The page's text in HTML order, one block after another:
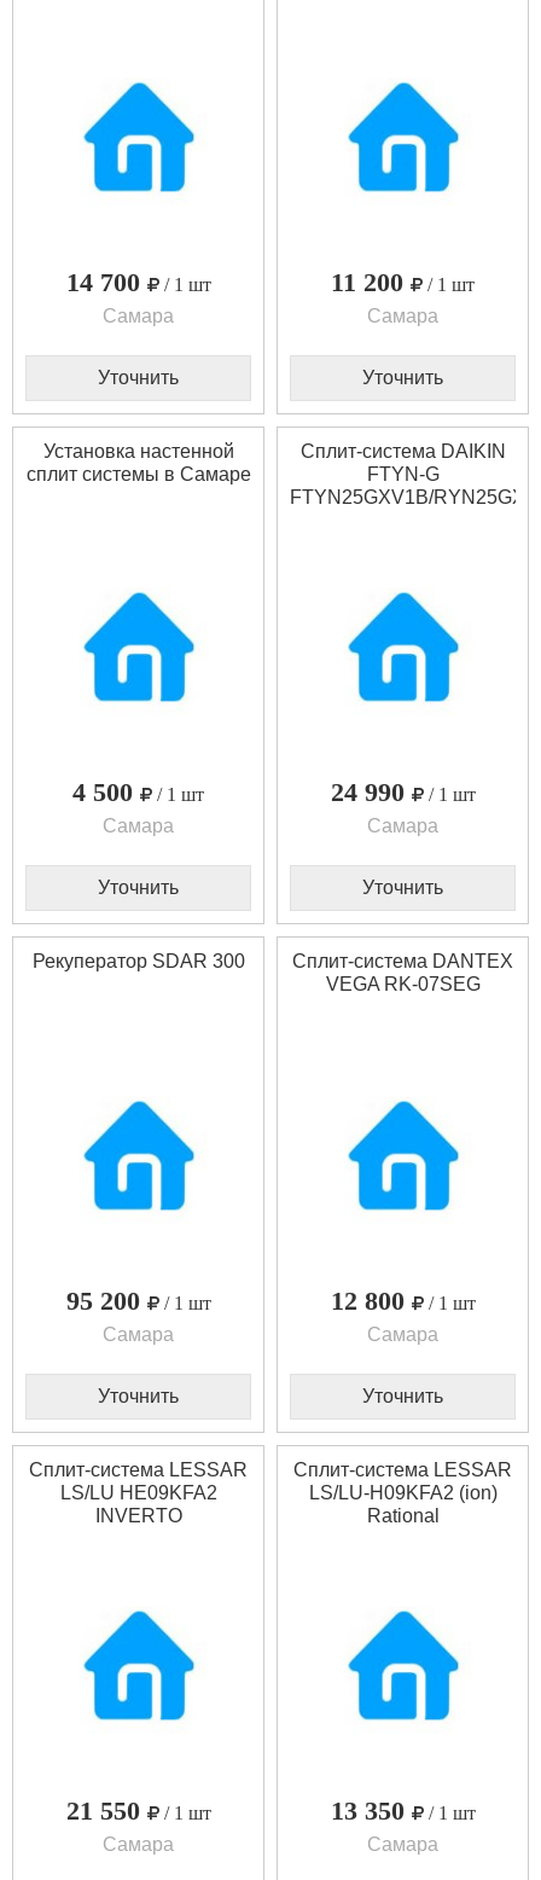
14 700
/ 1 шт
Самара
Уточнить
11 200
/ 1 шт
Самара
Уточнить
Установка настенной
сплит системы в Самаре
4 500
/ 1 шт
Самара
Уточнить
Сплит-система DAIKIN
FTYN-G
FTYN25GXV1B/
24 990
/ 1 шт
Самара
Уточнить
Рекуператор SDAR 300
95 200
/ 1 шт
Самара
Уточнить
Сплит-система DANTEX
VEGA RK-07SEG
12 800
/ 1 шт
Самара
Уточнить
Сплит-система LESSAR
LS/LU HE09KFA2
INVERTO
21 550
/ 1 шт
Самара
Сплит-система LESSAR
LS/LU-H09KFA2 (ion)
Rational
13 350
/ 1 шт
Самара